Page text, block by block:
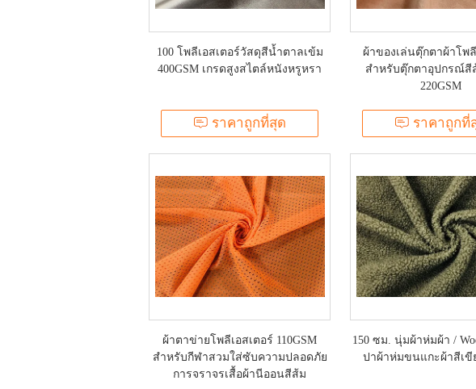
100 โพลีเอสเตอร์วัสดุสีน้ำตาลเข้ม
400GSM เกรดสูงสไตล์หนังหรูหรา
ราคาถูกที่สุด
ผ้าของเล่นตุ๊กตาผ้าโพลี
สำหรับตุ๊กตาอุปกรณ์
220GSM
ราคาถูกที่
ผ้าตาข่ายโพลีเอสเตอร์ 110GSM
สำหรับกีฬาสวมใส่ซับความปลอดภัย
การจราจรเสื้อผ้านีออนสีส้ม
150 ซม. นุ่มผ้าห่มผ้า /
ปาผ้าห่มขนแกะผ้าสีเขี